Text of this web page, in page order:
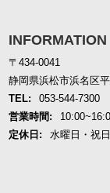
INFORMATION
〒434-0041
静岡県浜松市浜名区
TEL:
053-544-7300
営業時間:
定休日:
水曜日・祝日